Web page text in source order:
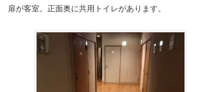
扉が客室。正面奥に共用トイレがあります。